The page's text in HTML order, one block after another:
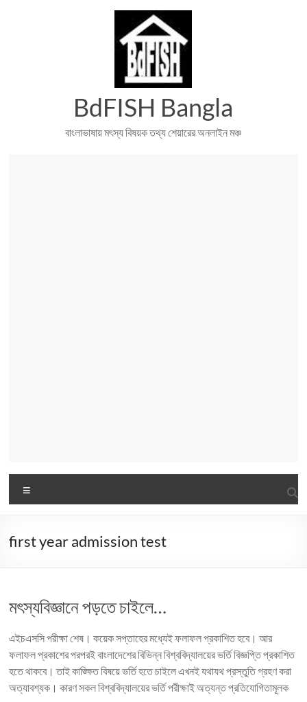
BdFISH Bangla
বাংলাভাষায় মৎস্য বিষয়ক তথ্য শেয়ারের অনলাইন মঞ্চ
first year admission test
মৎস্যবিজ্ঞানে পড়তে চাইলে…
এইচএসসি পরীক্ষা শেষ। কয়েক সপ্তাহের মধ্যেই ফলাফল প্রকাশিত হবে। আর
ফলাফল প্রকাশের পরপরই বাংলাদেশের বিভিন্ন বিশ্ববিদ্যালয়ের ভর্তি বিজ্ঞপ্তি প্রকাশিত
হতে থাকবে। তাই কাঙ্ক্ষিত বিষয়ে ভর্তি হতে চাইলে এখনই যথাযথ প্রস্তুতি গ্রহণ করা
অত্যাবশ্যক। কারণ সকল বিশ্ববিদ্যালয়ের ভর্তি পরীক্ষাই অত্যন্ত প্রতিযোগিতামূলক